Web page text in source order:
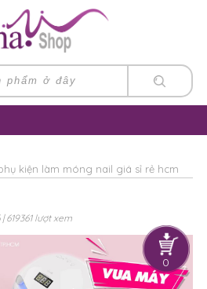
0
kiện làm móng nail giá sỉ rẻ hcm
619361 lượt xem